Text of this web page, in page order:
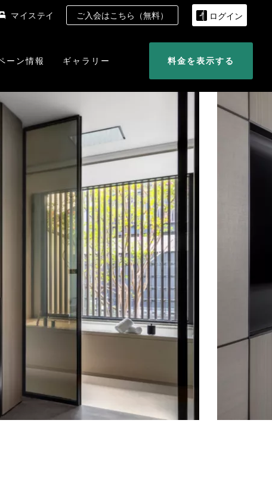
マイステイ ご入会はこちら（無料） ログイン
ーン情報 ギャラリー 料金を表示する